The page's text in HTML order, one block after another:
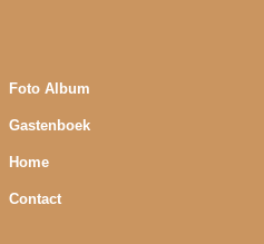
Foto Album
Gastenboek
Home
Contact